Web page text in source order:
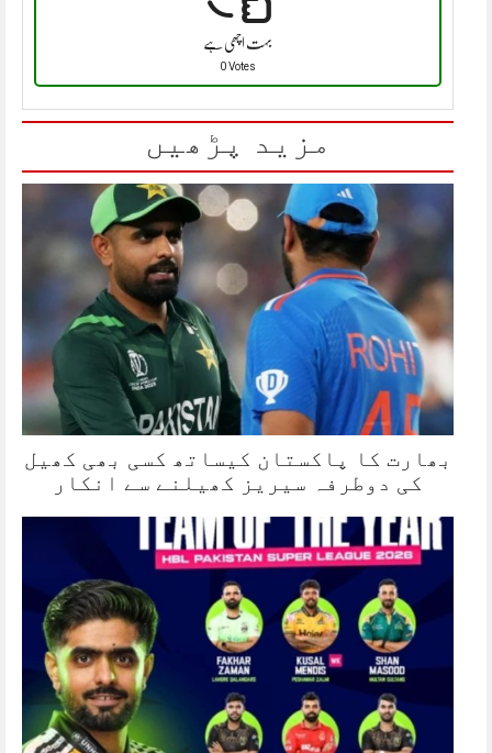
بہت اچھی ہے
0 Votes
مزید پڑھیں
بھارت کا پاکستان کیساتھ کسی بھی کھیل
کی دوطرفہ سیریز کھیلنے سے انکار